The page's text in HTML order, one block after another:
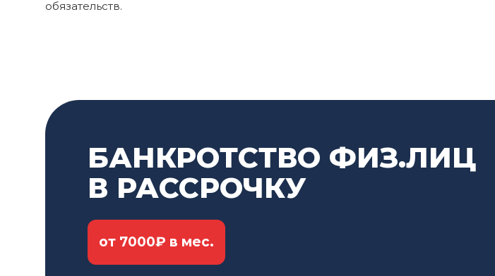
обязательств.
БАНКРОТСТВО ФИЗ.ЛИЦ
В РАССРОЧКУ
от 7000₽ в мес.